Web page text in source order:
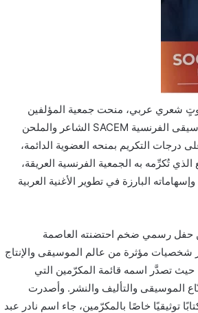
شعري عربي، منحت جمعية المؤلفين
والملحنين وناشري الموسيقى الفرنسية SACEM الشاعر والملحن
درجات التكريم بمنحه العضوية الدائمة،
تُكرِّمه به الجمعية الفرنسية العريقة،
البارزة في تطوير الأغنية العربية
حفل رسمي ضخم احتضنته العاصمة
شخصيات مؤثرة من عالم الموسيقى والإنتاج
حيث تصدَّر اسمه قائمة المكرّمين التي
الموسيقى والتأليف والنشر. وأصدرت
توثيقيًا خاصًا بالمكرّمين، جاء اسم نادر عبد